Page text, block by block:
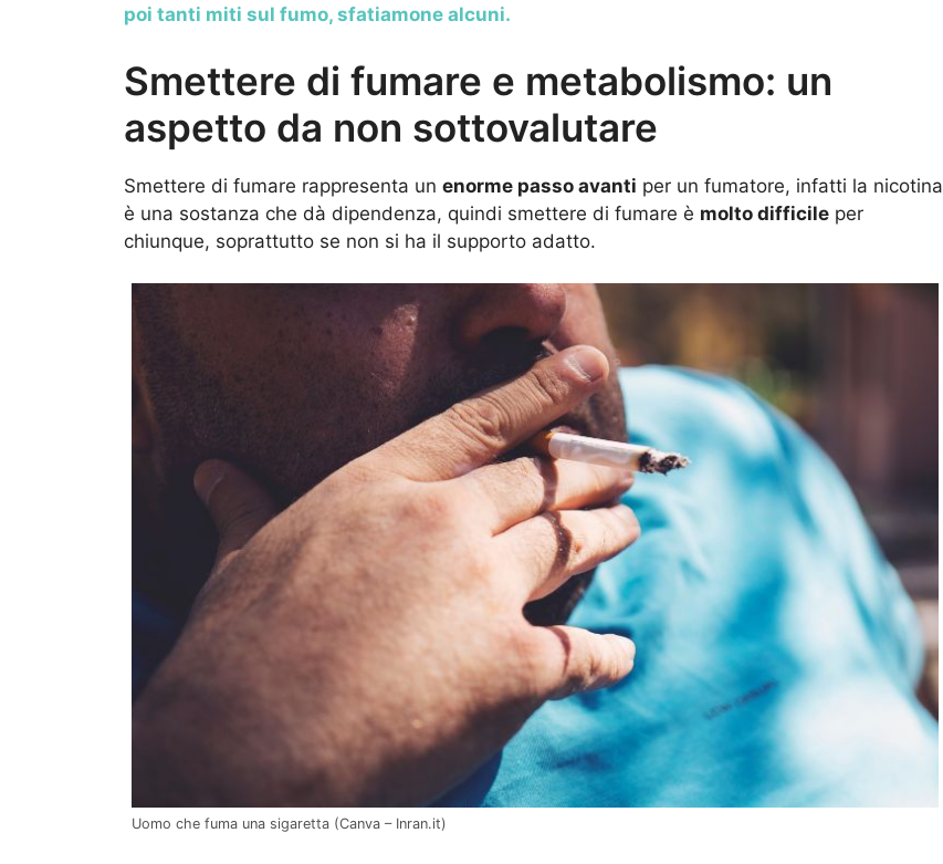
poi tanti miti sul fumo, sfatiamone alcuni.
Smettere di fumare e metabolismo: un
aspetto da non sottovalutare
Smettere di fumare rappresenta un enorme passo avanti per un fumatore, infatti la nicotina
è una sostanza che dà dipendenza, quindi smettere di fumare è molto difficile per
chiunque, soprattutto se non si ha il supporto adatto.
Uomo che fuma una sigaretta (Canva – Inran.it)